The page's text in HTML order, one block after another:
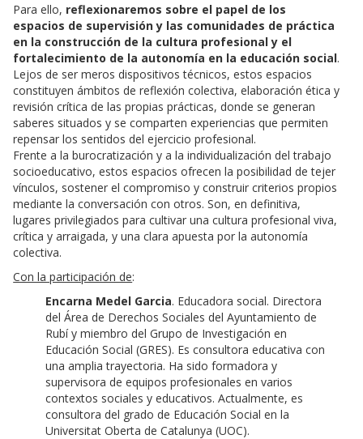
Para ello, reflexionaremos sobre el papel de los
espacios de supervisión y las comunidades de práctica
en la construcción de la cultura profesional y el
fortalecimiento de la autonomía en la educación social.
Lejos de ser meros dispositivos técnicos, estos espacios
constituyen ámbitos de reflexión colectiva, elaboración ética y
revisión crítica de las propias prácticas, donde se generan
saberes situados y se comparten experiencias que permiten
repensar los sentidos del ejercicio profesional.
Frente a la burocratización y a la individualización del trabajo
socioeducativo, estos espacios ofrecen la posibilidad de tejer
vínculos, sostener el compromiso y construir criterios propios
mediante la conversación con otros. Son, en definitiva,
lugares privilegiados para cultivar una cultura profesional viva,
crítica y arraigada, y una clara apuesta por la autonomía
colectiva.
Con la participación de:
Encarna Medel Garcia. Educadora social. Directora
del Área de Derechos Sociales del Ayuntamiento de
Rubí y miembro del Grupo de Investigación en
Educación Social (GRES). Es consultora educativa con
una amplia trayectoria. Ha sido formadora y
supervisora de equipos profesionales en varios
contextos sociales y educativos. Actualmente, es
consultora del grado de Educación Social en la
Universitat Oberta de Catalunya (UOC).